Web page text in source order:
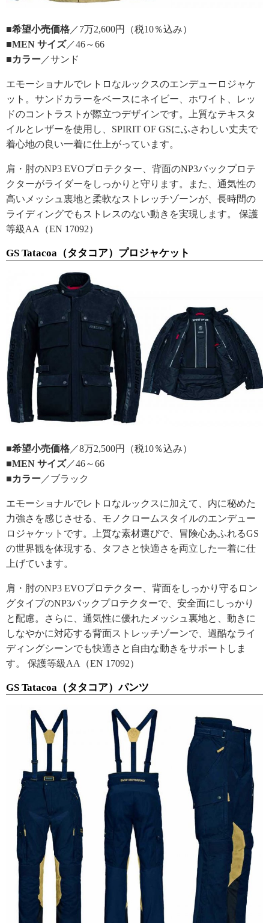
■希望小売価格 ／7万2,600円（税10％込み）
■MEN サイズ／46～66
■カラー ／サンド
エモーショナルでレトロなルックスのエンデューロジャケ
ット。サンドカラーをベースにネイビー、ホワイト、レッ
ドのコントラストが際立つデザインです。上質なテキスタ
イルとレザーを使用し、SPIRIT OF GSにふさわしい丈夫で
着心地の良い一着に仕上がっています。
肩・肘のNP3 EVOプロテクター、背面のNP3バックプロテ
クターがライダーをしっかりと守ります。また、通気性の
高いメッシュ裏地と柔軟なストレッチゾーンが、長時間の
ライディングでもストレスのない動きを実現します。 保護
等級AA（EN 17092）
GS Tatacoa（タタコア）プロジャケット
■希望小売価格 ／8万2,500円（税10％込み）
■MEN サイズ／46～66
■カラー ／ブラック
エモーショナルでレトロなルックスに加えて、内に秘めた
力強さを感じさせる、モノクロームスタイルのエンデュー
ロジャケットです。上質な素材選びで、冒険心あふれるGS
の世界観を体現する、タフさと快適さを両立した一着に仕
上げています。
肩・肘のNP3 EVOプロテクター、背面をしっかり守るロン
グタイプのNP3バックプロテクターで、安全面にしっかり
と配慮。さらに、通気性に優れたメッシュ裏地と、動きに
しなやかに対応する背面ストレッチゾーンで、過酷なライ
ディングシーンでも快適さと自由な動きをサポートしま
す。 保護等級AA（EN 17092）
GS Tatacoa（タタコア）パンツ